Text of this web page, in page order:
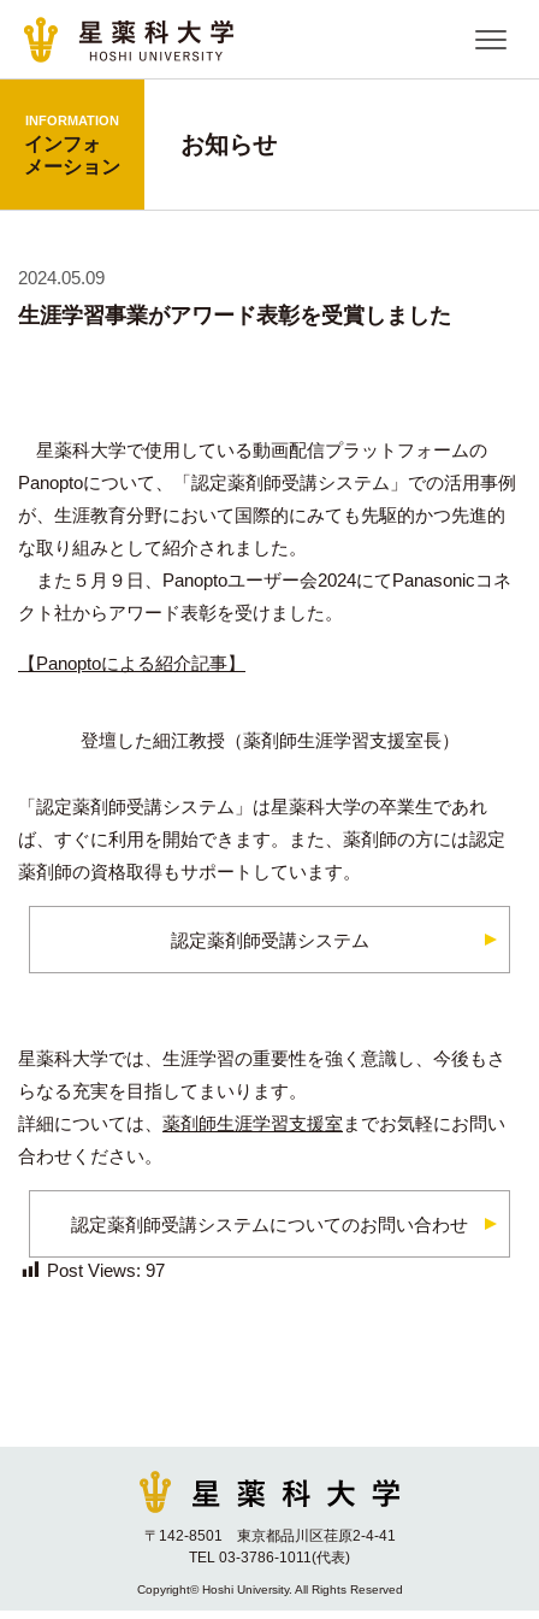
INFORMATION
インフォ
メーション
お知らせ
2024.05.09
生涯学習事業がアワード表彰を受賞しました
星薬科大学で使用している動画配信プラットフォームの
Panoptoについて、「認定薬剤師受講システム」での活用事例
が、生涯教育分野において国際的にみても先駆的かつ先進的
な取り組みとして紹介されました。
また５月９日、Panoptoユーザー会2024にてPanasonicコネ
クト社からアワード表彰を受けました。
【Panoptoによる紹介記事】
登壇した細江教授（薬剤師生涯学習支援室長）
「認定薬剤師受講システム」は星薬科大学の卒業生であれ
ば、すぐに利用を開始できます。また、薬剤師の方には認定
薬剤師の資格取得もサポートしています。
認定薬剤師受講システム
星薬科大学では、生涯学習の重要性を強く意識し、今後もさ
らなる充実を目指してまいります。
詳細については、 薬剤師生涯学習支援室 までお気軽にお問い
合わせください。
認定薬剤師受講システムについてのお問い合わせ
Post Views: 97
〒142-8501 東京都品川区荏原2-4-41
TEL 03-3786-1011(代表)
Copyright© Hoshi University. All Rights Reserved